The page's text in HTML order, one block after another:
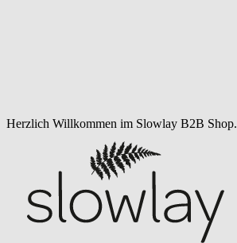
Herzlich Willkommen im Slowlay B2B Shop.